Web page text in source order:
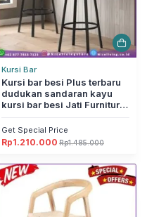
Kursi Bar
Kursi bar besi Plus terbaru
dudukan sandaran kayu
kursi bar besi Jati Furniture
Get Special Price
Rp1.485.000
Harga
adalah:
Rp1.485.000.
Rp1.210.000
Harga
ini
adalah:
Rp1.210.000.